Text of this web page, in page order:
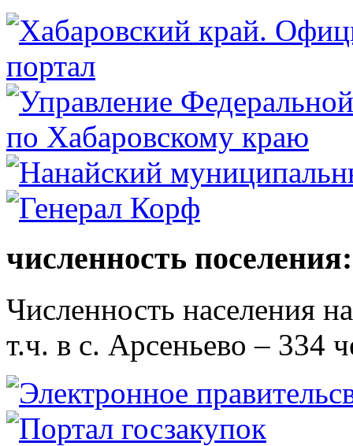
численность поселения:
Численность населения
т.ч. в с. Арсеньево – 334